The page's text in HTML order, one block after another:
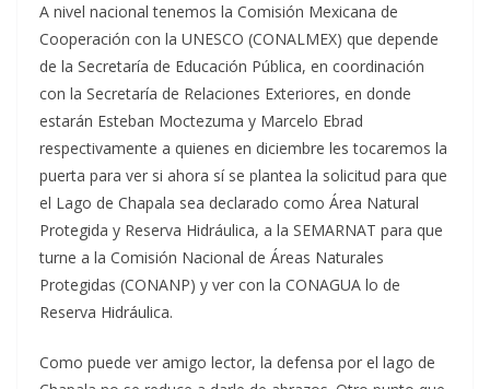
A nivel nacional tenemos la Comisión Mexicana de
Cooperación con la UNESCO (CONALMEX) que depende
de la Secretaría de Educación Pública, en coordinación
con la Secretaría de Relaciones Exteriores, en donde
estarán Esteban Moctezuma y Marcelo Ebrad
respectivamente a quienes en diciembre les tocaremos la
puerta para ver si ahora sí se plantea la solicitud para que
el Lago de Chapala sea declarado como Área Natural
Protegida y Reserva Hidráulica, a la SEMARNAT para que
turne a la Comisión Nacional de Áreas Naturales
Protegidas (CONANP) y ver con la CONAGUA lo de
Reserva Hidráulica.
Como puede ver amigo lector, la defensa por el lago de